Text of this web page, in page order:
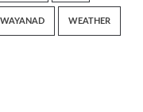
WAYANAD WEATHER